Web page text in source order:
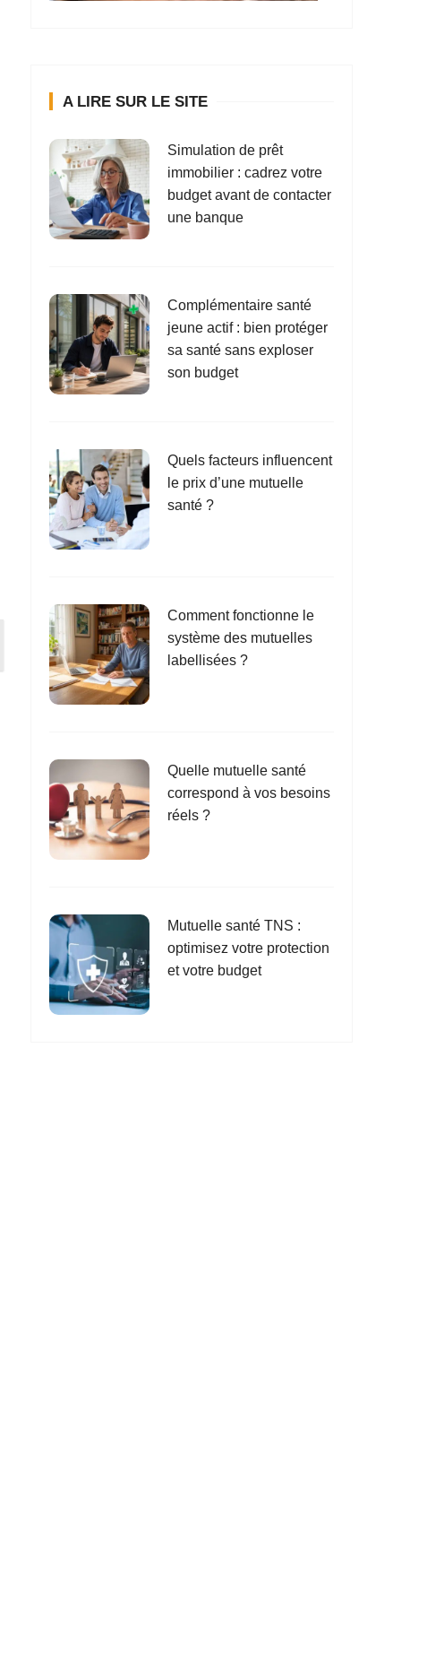
A LIRE SUR LE SITE
Simulation de prêt
immobilier : cadrez votre
budget avant de contacter
une banque
Complémentaire santé
jeune actif : bien protéger
sa santé sans exploser
son budget
Quels facteurs influencent
le prix d’une mutuelle
santé ?
Comment fonctionne le
système des mutuelles
labellisées ?
Quelle mutuelle santé
correspond à vos besoins
réels ?
Mutuelle santé TNS :
optimisez votre protection
et votre budget